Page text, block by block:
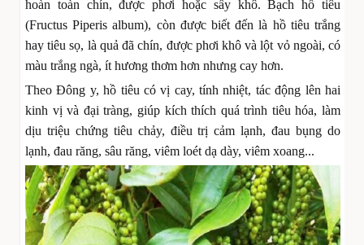
hoàn toàn chín, được phơi hoặc sấy khô. Bạch hồ tiêu
(Fructus Piperis album), còn được biết đến là hồ tiêu trắng
hay tiêu sọ, là quả đã chín, được phơi khô và lột vỏ ngoài, có
màu trắng ngà, ít hương thơm hơn nhưng cay hơn.
Theo Đông y, hồ tiêu có vị cay, tính nhiệt, tác động lên hai
kinh vị và đại tràng, giúp kích thích quá trình tiêu hóa, làm
dịu triệu chứng tiêu chảy, điều trị cảm lạnh, đau bụng do
lạnh, đau răng, sâu răng, viêm loét dạ dày, viêm xoang...